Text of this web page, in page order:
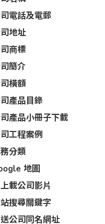
電話及電郵
地址
商標
簡介
橫額
產品目錄
產品小冊子下載
工程案例
分類
地圖
載公司影片
搜尋關鍵字
公司同名網址